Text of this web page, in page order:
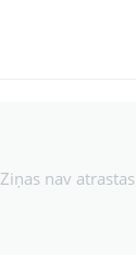
Ziņas nav atrastas